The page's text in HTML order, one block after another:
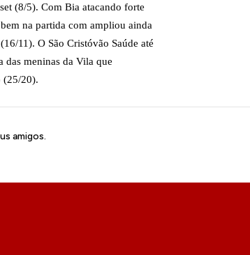
(8/5). Com Bia atacando forte
na partida com ampliou ainda
11). O São Cristóvão Saúde até
das meninas da Vila que
(25/20).
amigos.